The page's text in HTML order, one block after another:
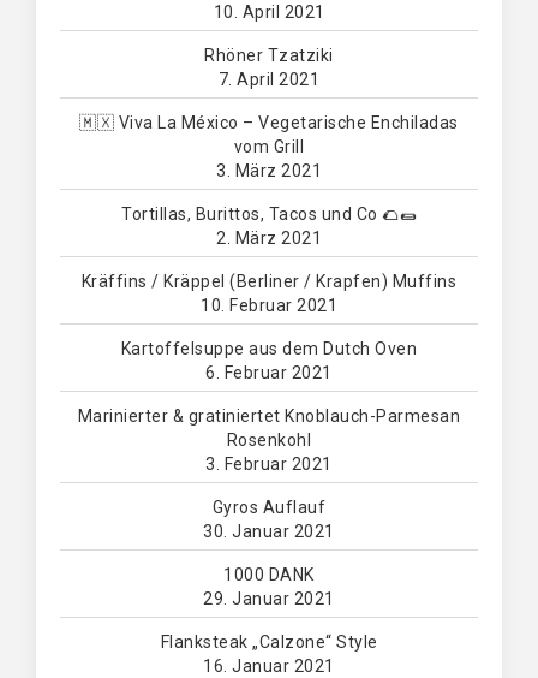
10. April 2021
Rhöner Tzatziki
7. April 2021
🇲🇽 Viva La México – Vegetarische Enchiladas
vom Grill
3. März 2021
Tortillas, Burittos, Tacos und Co 🌮🌯
2. März 2021
Kräffins / Kräppel (Berliner / Krapfen) Muffins
10. Februar 2021
Kartoffelsuppe aus dem Dutch Oven
6. Februar 2021
Marinierter & gratiniertet Knoblauch-Parmesan
Rosenkohl
3. Februar 2021
Gyros Auflauf
30. Januar 2021
1000 DANK
29. Januar 2021
Flanksteak „Calzone“ Style
16. Januar 2021